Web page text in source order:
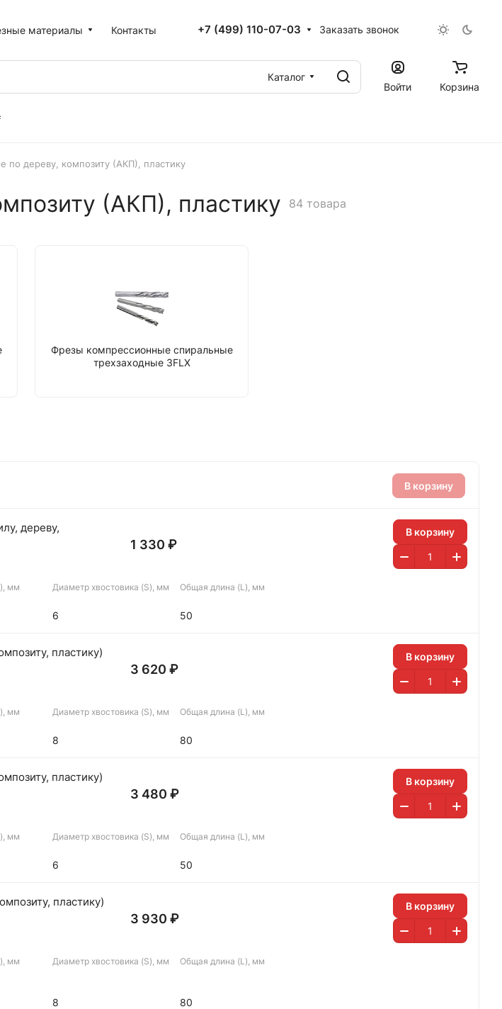
материалы Контакты +7 (499) 110-07-03 Заказать звонок
Каталог
Войти
Корзина
по дереву, композиту (АКП), пластику
(АКП), пластику 84 товара
Фрезы компрессионные спиральные
трехзаходные 3FLX
В корзину
дереву,
1 330 ₽
В корзину
мм Диаметр хвостовика (S), мм
6
Общая длина (L), мм
50
пластику)
3 620 ₽
В корзину
мм Диаметр хвостовика (S), мм
8
Общая длина (L), мм
80
пластику)
3 480 ₽
В корзину
мм Диаметр хвостовика (S), мм
6
Общая длина (L), мм
50
пластику)
3 930 ₽
В корзину
мм Диаметр хвостовика (S), мм
8
Общая длина (L), мм
80